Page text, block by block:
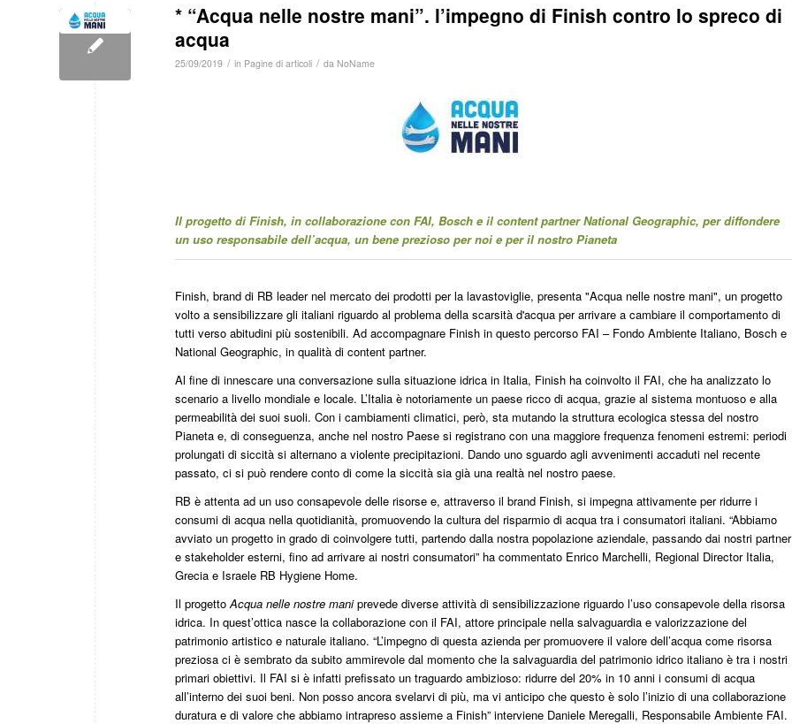
* “Acqua nelle nostre mani”. l’impegno di Finish contro lo spreco di
acqua
25/09/2019 / in Pagine di articoli / da NoName
Il progetto di Finish, in collaborazione con FAI, Bosch e il content partner National Geographic, per diffondere
un uso responsabile dell’acqua, un bene prezioso per noi e per il nostro Pianeta
Finish, brand di RB leader nel mercato dei prodotti per la lavastoviglie, presenta "Acqua nelle nostre mani", un progetto
volto a sensibilizzare gli italiani riguardo al problema della scarsità d'acqua per arrivare a cambiare il comportamento di
tutti verso abitudini più sostenibili. Ad accompagnare Finish in questo percorso FAI – Fondo Ambiente Italiano, Bosch e
National Geographic, in qualità di content partner.
Al fine di innescare una conversazione sulla situazione idrica in Italia, Finish ha coinvolto il FAI, che ha analizzato lo
scenario a livello mondiale e locale. L’Italia è notoriamente un paese ricco di acqua, grazie al sistema montuoso e alla
permeabilità dei suoi suoli. Con i cambiamenti climatici, però, sta mutando la struttura ecologica stessa del nostro
Pianeta e, di conseguenza, anche nel nostro Paese si registrano con una maggiore frequenza fenomeni estremi: periodi
prolungati di siccità si alternano a violente precipitazioni. Dando uno sguardo agli avvenimenti accaduti nel recente
passato, ci si può rendere conto di come la siccità sia già una realtà nel nostro paese.
RB è attenta ad un uso consapevole delle risorse e, attraverso il brand Finish, si impegna attivamente per ridurre i
consumi di acqua nella quotidianità, promuovendo la cultura del risparmio di acqua tra i consumatori italiani. “Abbiamo
avviato un progetto in grado di coinvolgere tutti, partendo dalla nostra popolazione aziendale, passando dai nostri partner
e stakeholder esterni, fino ad arrivare ai nostri consumatori” ha commentato Enrico Marchelli, Regional Director Italia,
Grecia e Israele RB Hygiene Home.
Il progetto Acqua nelle nostre maniprevede diverse attività di sensibilizzazione riguardo l’uso consapevole della risorsa
idrica. In quest’ottica nasce la collaborazione con il FAI, attore principale nella salvaguardia e valorizzazione del
patrimonio artistico e naturale italiano. “L’impegno di questa azienda per promuovere il valore dell’acqua come risorsa
preziosa ci è sembrato da subito ammirevole dal momento che la salvaguardia del patrimonio idrico italiano è tra i nostri
primari obiettivi. Il FAI si è infatti prefissato un traguardo ambizioso: ridurre del 20% in 10 anni i consumi di acqua
all’interno dei suoi beni. Non posso ancora svelarvi di più, ma vi anticipo che questo è solo l’inizio di una collaborazione
duratura e di valore che abbiamo intrapreso assieme a Finish” interviene Daniele Meregalli, Responsabile Ambiente FAI.